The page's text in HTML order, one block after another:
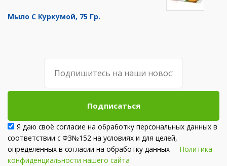
Мыло С Куркумой, 75 Гр.
Подписаться
Я даю своё согласие на обработку персональных данных в
соответствии с ФЗ№152 на условиях и для целей,
определённых в согласии на обработку данных Политика
конфиденциальности нашего сайта